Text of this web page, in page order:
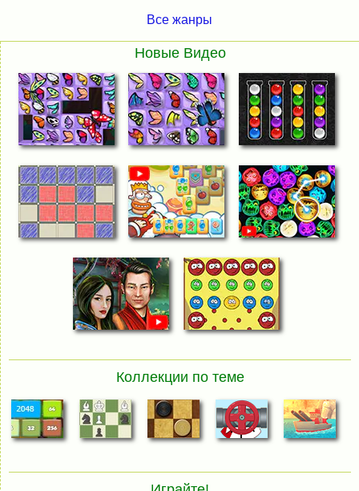
Все жанры
Новые Видео
Коллекции по теме